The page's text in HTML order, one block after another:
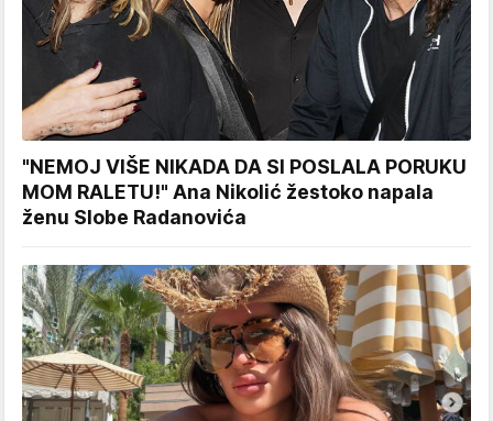
"NEMOJ VIŠE NIKADA DA SI POSLALA PORUKU
MOM RALETU!" Ana Nikolić žestoko napala
ženu Slobe Radanovića